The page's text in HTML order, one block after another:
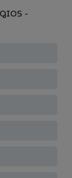
-